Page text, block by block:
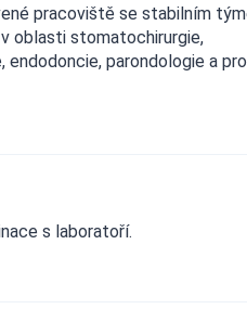
pracoviště se stabilním
oblasti stomatochirurgie,
parondologie a
s laboratoří.